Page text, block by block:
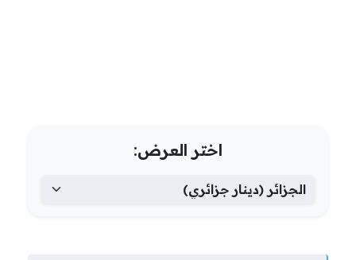
اختر العرض: